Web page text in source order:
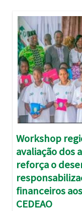
Imagem
Workshop
avaliação dos
reforça o
financeiros
CEDEAO